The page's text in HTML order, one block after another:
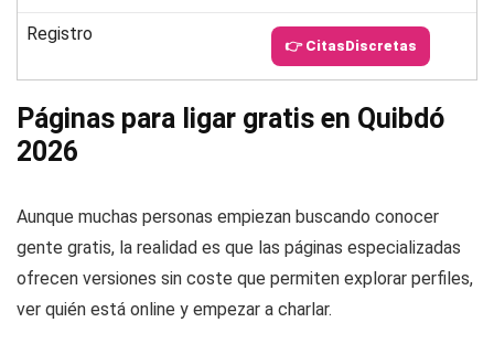
Registro
👉 CitasDiscretas
Páginas para ligar gratis en Quibdó
2026
Aunque muchas personas empiezan buscando conocer
gente gratis, la realidad es que las páginas especializadas
ofrecen versiones sin coste que permiten explorar perfiles,
ver quién está online y empezar a charlar.